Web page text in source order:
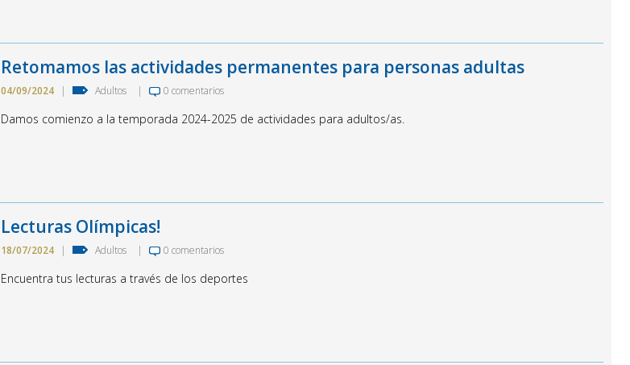
Retomamos las actividades permanentes para personas adultas
04/09/2024 | Adultos | 0 comentarios
Damos comienzo a la temporada 2024-2025 de actividades para adultos/as.
Lecturas Olímpicas!
18/07/2024 | Adultos | 0 comentarios
Encuentra tus lecturas a través de los deportes